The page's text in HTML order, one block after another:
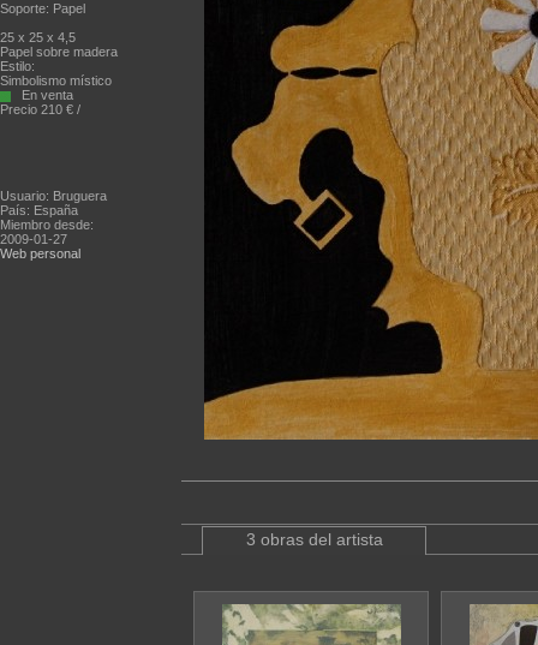
Soporte: Papel
25 x 25 x 4,5
Papel sobre madera
Estilo:
Simbolismo místico
En venta
Precio 210 € /
Usuario: Bruguera
País: España
Miembro desde:
2009-01-27
Web personal
3 obras del artista